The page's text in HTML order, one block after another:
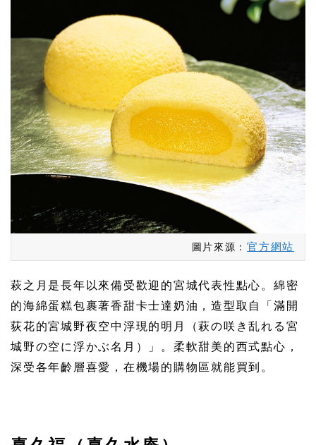
圖片來源：官方網站
萩之月是長年以來備受歡迎的宮城代表性點心。綿密
的海綿蛋糕包裹著香甜卡士達奶油，造型取自「滿開
荻花的宮城野夜空中浮現的明月（萩の咲き乱れる宮
城野の空に浮かぶ名月）」。柔軟甜美的西式點心，
深受各年齡層喜愛，在機場的購物區就能買到。